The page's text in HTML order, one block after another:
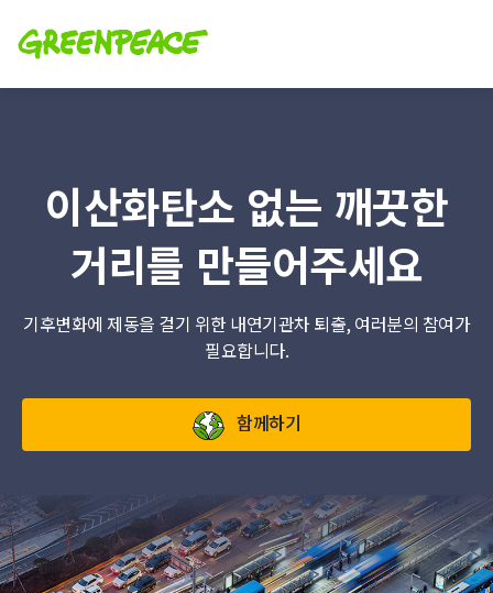
이산화탄소 없는 깨끗한
거리를 만들어주세요
기후변화에 제동을 걸기 위한 내연기관차 퇴출, 여러분의 참여가
필요합니다.
함께하기